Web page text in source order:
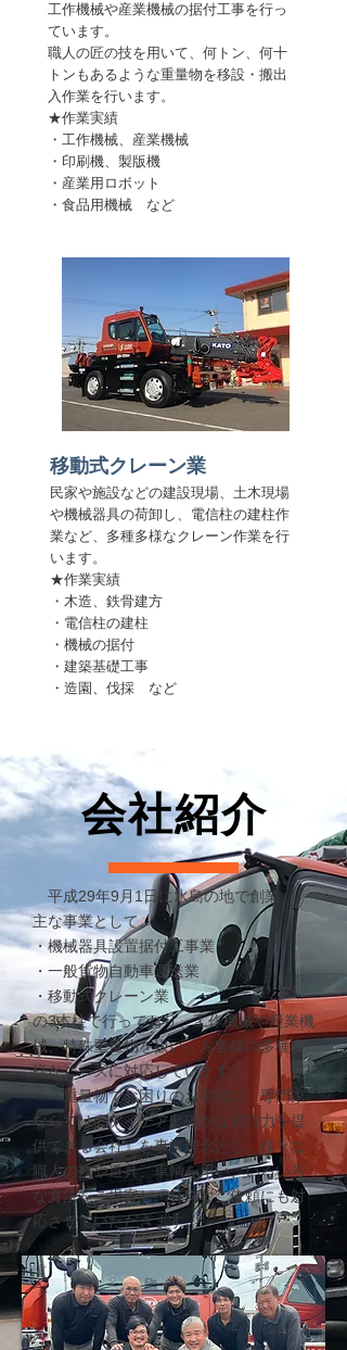
工作機械や産業機械の据付工事を行っ
ています。
職人の匠の技を用いて、何トン、何十
トンもあるような重量物を移設・搬出
入作業を行います。
​★作業実績
・工作機械、産業機械
・印刷機、製版機
・産業用ロボット
・食品用機械 など
​移動式クレーン業
民家や施設などの建設現場、土木現場
や機械器具の荷卸し、電信柱の建柱作
業など、多種多様なクレーン作業を行
います。
★作業実績
​・木造、鉄骨建方
・電信柱の建柱
・機械の据付
・建築基礎工事
​・造園、伐採 など
会社紹介
平成29年9月1日に水島の地で創業。
主な事業として、
・機械器具設置据付工事業
・一般貨物自動車運送業
・移動式クレーン業
の3本柱で行っており、工作機械や産業機
械、特殊重量物を扱い、お客様の多種多
様なニーズに対応しています。
『重量物でお困りのお客様に、専門家
ならではのアイデアと確かな実行力を提
供できる会社』を事業理念とし、様々な
職人の技や道具、車輌を用い、いろいろ
な方法をご提案し、特殊なご依頼にも対
応させていただきます。​​